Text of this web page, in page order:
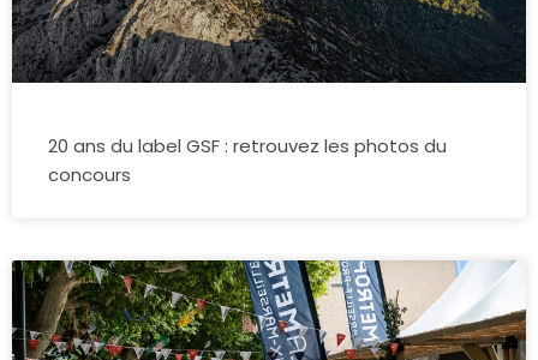
20 ans du label GSF : retrouvez les photos du
concours